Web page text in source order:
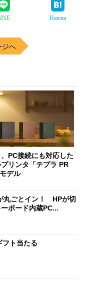
Hatena
ジへ
PC接続にも対応した
リンタ「テプラ PR
デル
丸ごとイン！ HPが切
ボード内蔵PC...
ト当たる